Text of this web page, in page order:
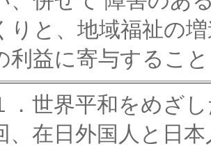
りと、地域福祉の
利益に寄与するこ
．世界平和をめざ
、在日外国人と日